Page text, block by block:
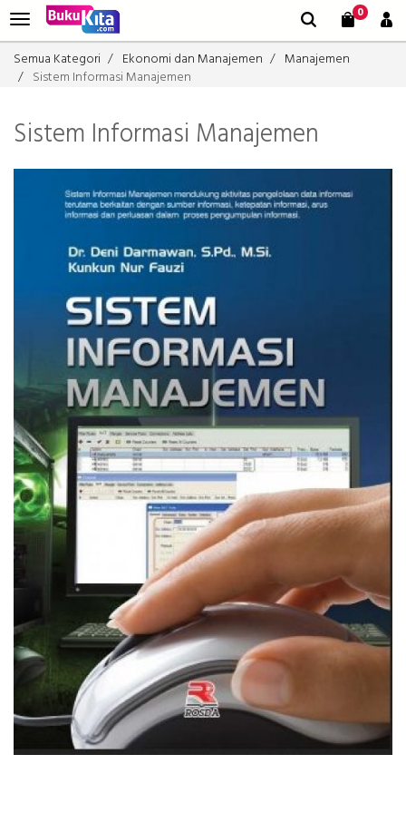
0
Semua Kategori Ekonomi dan Manajemen
Manajemen
Sistem Informasi Manajemen
Sistem Informasi Manajemen